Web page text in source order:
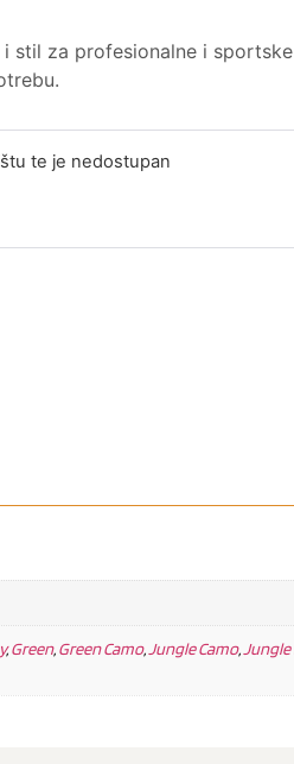
stil za profesionalne i
te je nedostupan
,Green,Green Camo, Jungle Camo,